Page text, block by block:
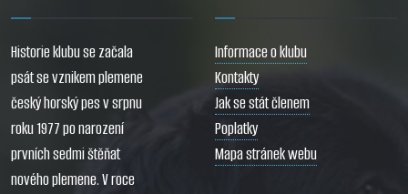
Historie klubu se začala
psát se vznikem plemene
český horský pes v srpnu
roku 1977 po narození
prvních sedmi štěňat
nového plemene. V roce
Informace o klubu
Kontakty
Jak se stát členem
Poplatky
Mapa stránek webu